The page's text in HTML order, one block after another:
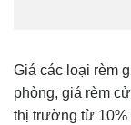
Giá các loại rèm
phòng, giá rèm
thị trường từ 10%